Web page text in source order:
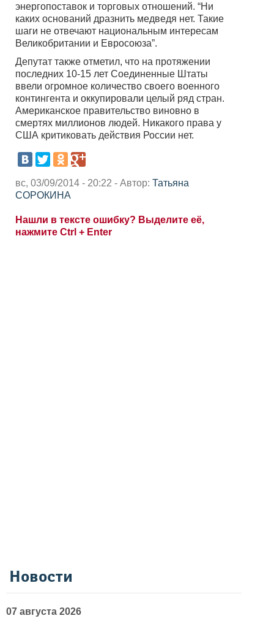
энергопоставок и торговых отношений. “Ни
каких оснований дразнить медведя нет. Такие
шаги не отвечают национальным интересам
Великобритании и Евросоюза”.
Депутат также отметил, что на протяжении
последних 10-15 лет Соединенные Штаты
ввели огромное количество своего военного
контингента и оккупировали целый ряд стран.
Американское правительство виновно в
смертях миллионов людей. Никакого права у
США критиковать действия России нет.
вс, 03/09/2014 - 20:22 - Автор: Татьяна
СОРОКИНА
Нашли в тексте ошибку? Выделите её,
нажмите Ctrl + Enter
Новости
07 августа 2026